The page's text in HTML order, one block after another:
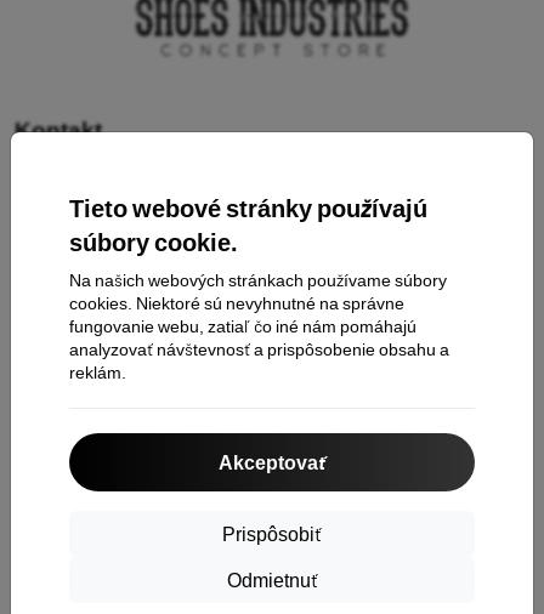
Tieto webové stránky používajú
súbory cookie.
Na našich webových stránkach používame súbory
cookies. Niektoré sú nevyhnutné na správne
fungovanie webu, zatiaľ čo iné nám pomáhajú
analyzovať návštevnosť a prispôsobenie obsahu a
reklám.
Akceptovať
Prispôsobiť
Odmietnuť
Kontakt
Nakupovanie
Cashback
Vrátenie tovaru